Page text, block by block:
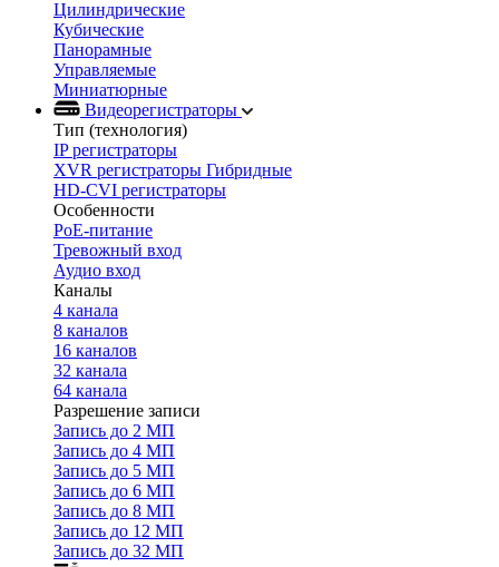
Цилиндрические
Кубические
Панорамные
Управляемые
Миниатюрные
Видеорегистраторы
Тип (технология)
IP регистраторы
XVR регистраторы Гибридные
HD-CVI регистраторы
Особенности
PoE-питание
Тревожный вход
Аудио вход
Каналы
4 канала
8 каналов
16 каналов
32 канала
64 канала
Разрешение записи
Запись до 2 МП
Запись до 4 МП
Запись до 5 МП
Запись до 6 МП
Запись до 8 МП
Запись до 12 МП
Запись до 32 МП